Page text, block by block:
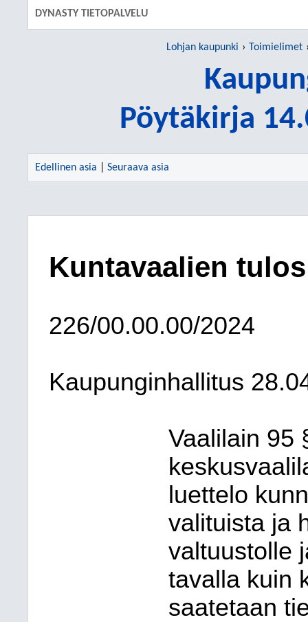
DYNASTY TIETOPALVELU
Lohjan kaupunki Toimielimet
Pöytäkirja
Edellinen asia Seuraava asia
Kuntavaalien tulos
226/00.00.00/2024
Kaupunginhallitus
Vaalilain 95
luettelo
valituista ja
valtuustolle
tavalla kuin
saatetaan